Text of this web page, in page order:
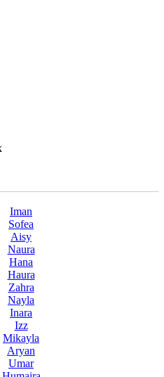
Iman
Sofea
Aisy
Naura
Hana
Haura
Zahra
Nayla
Inara
Izz
Mikayla
Aryan
Umar